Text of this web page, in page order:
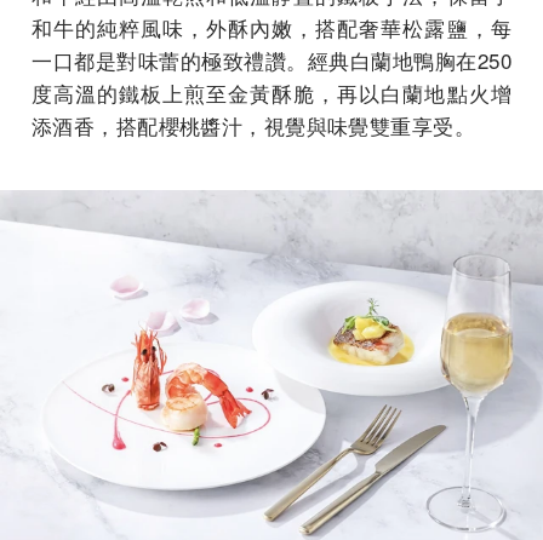
和牛的純粹風味，外酥內嫩，搭配奢華松露鹽，每
一口都是對味蕾的極致禮讚。經典白蘭地鴨胸在250
度高溫的鐵板上煎至金黃酥脆，再以白蘭地點火增
添酒香，搭配櫻桃醬汁，視覺與味覺雙重享受。